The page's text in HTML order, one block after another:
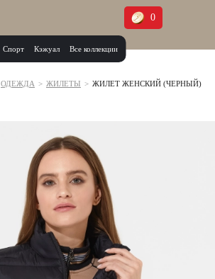
Спорт Кэжуал Все коллекции
0
ОДЕЖДА > ЖИЛЕТЫ > ЖИЛЕТ ЖЕНСКИЙ (ЧЕРНЫЙ)